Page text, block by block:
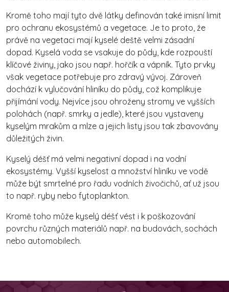
Kromě toho mají tyto dvě látky definován také imisní limit
pro ochranu ekosystémů a vegetace. Je to proto, že
právě na vegetaci mají kyselé deště velmi zásadní
dopad. Kyselá voda se vsakuje do půdy, kde rozpouští
klíčové živiny, jako jsou např. hořčík a vápník. Tyto prvky
však vegetace potřebuje pro zdravý vývoj. Zároveň
dochází k vylučování hliníku do půdy, což komplikuje
přijímání vody. Nejvíce jsou ohroženy stromy ve vyšších
polohách (např. smrky a jedle), které jsou vystaveny
kyselým mrakům a mlze a jejich listy jsou tak zbavovány
důležitých živin.
Kyselý déšť má velmi negativní dopad i na vodní
ekosystémy. Vyšší kyselost a množství hliníku ve vodě
může být smrtelné pro řadu vodních živočichů, ať už jsou
to např. ryby nebo fytoplankton.
Kromě toho může kyselý déšť vést i k poškozování
povrchu různých materiálů např. na budovách, sochách
nebo automobilech.